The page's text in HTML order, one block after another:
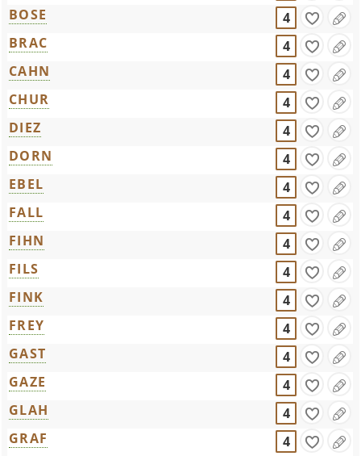
BOSE
4
BRAC
4
CAHN
4
CHUR
4
DIEZ
4
DORN
4
EBEL
4
FALL
4
FIHN
4
FILS
4
FINK
4
FREY
4
GAST
4
GAZE
4
GLAH
4
GRAF
4